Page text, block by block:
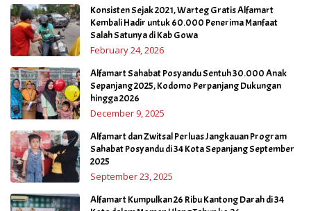
Konsisten Sejak 2021, Warteg Gratis Alfamart
Kembali Hadir untuk 60.000 Penerima Manfaat
Salah Satunya di Kab Gowa
February 24, 2026
Alfamart Sahabat Posyandu Sentuh 30.000 Anak
Sepanjang 2025, Kodomo Perpanjang Dukungan
hingga 2026
December 9, 2025
Alfamart dan Zwitsal Perluas Jangkauan Program
Sahabat Posyandu di 34 Kota Sepanjang September
2025
September 23, 2025
Alfamart Kumpulkan 26 Ribu Kantong Darah di 34